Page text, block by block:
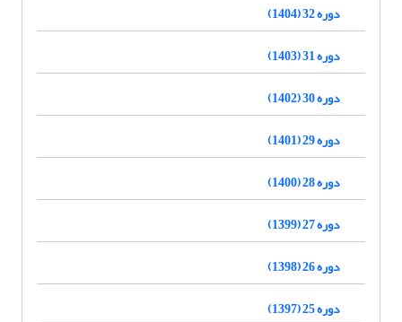
دوره 32 (1404)
دوره 31 (1403)
دوره 30 (1402)
دوره 29 (1401)
دوره 28 (1400)
دوره 27 (1399)
دوره 26 (1398)
دوره 25 (1397)